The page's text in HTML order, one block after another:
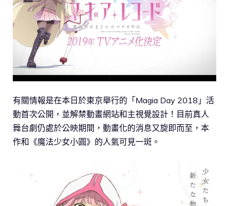
有關情報是在本日於東京舉行的「Magia Day 2018」活
動首次公開，並解禁動畫網站和主視覺設計！目前真人
舞台劇仍處於公映期間，動畫化的消息又旋即而至，本
作和《魔法少女小圓》的人氣可見一斑。